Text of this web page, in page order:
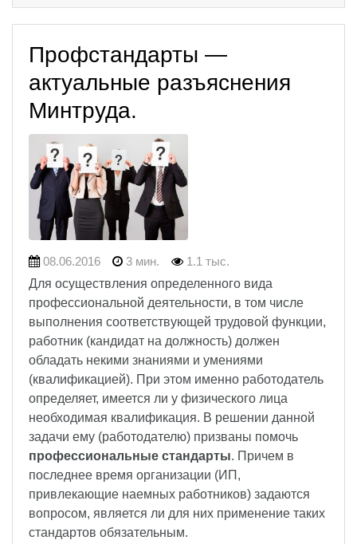
Профстандарты —
актуальные разъяснения
Минтруда.
08.06.2016 3 мин.
1.1 тыс.
Для осуществления определенного вида
профессиональной деятельности, в том числе
выполнения соответствующей трудовой функции,
работник (кандидат на должность) должен
обладать некими знаниями и умениями
(квалификацией). При этом именно работодатель
определяет, имеется ли у физического лица
необходимая квалификация. В решении данной
задачи ему (работодателю) призваны помочь
профессиональные стандарты. Причем в
последнее время организации (ИП,
привлекающие наемных работников) задаются
вопросом, является ли для них применение таких
стандартов обязательным.